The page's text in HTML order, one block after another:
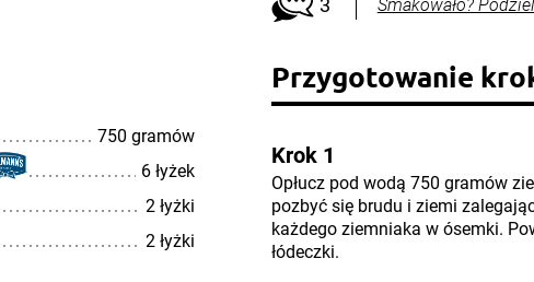
3 Smakowało?
750 gramów
6 łyżek
2 łyżki
2 łyżki
Przygotowanie
Krok 1
Opłucz pod wodą 750 gramów
pozbyć się brudu i ziemi
każdego ziemniaka w ósemki.
łódeczki.